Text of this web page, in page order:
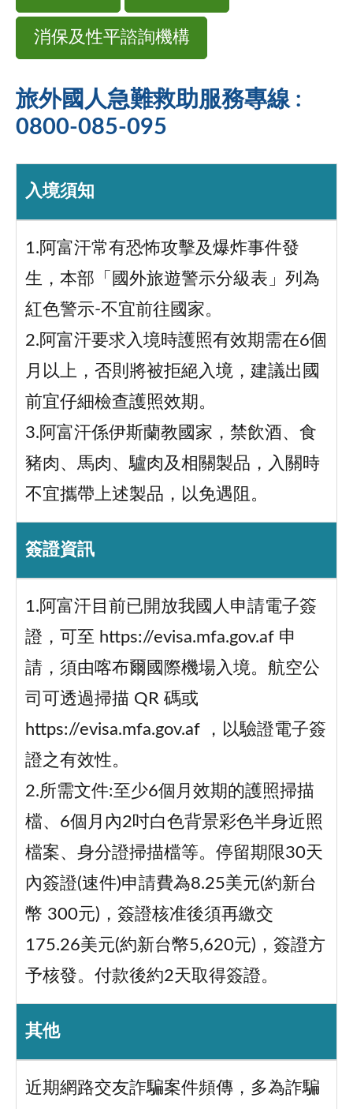
消保及性平諮詢機構
旅外國人急難救助服務專線 :
0800-085-095
入境須知
1.阿富汗常有恐怖攻擊及爆炸事件發
生，本部「國外旅遊警示分級表」列為
紅色警示-不宜前往國家。
2.阿富汗要求入境時護照有效期需在6個
月以上，否則將被拒絕入境，建議出國
前宜仔細檢查護照效期。
3.阿富汗係伊斯蘭教國家，禁飲酒、食
豬肉、馬肉、驢肉及相關製品，入關時
不宜攜帶上述製品，以免遇阻。
簽證資訊
1.阿富汗目前已開放我國人申請電子簽
證，可至 https://evisa.mfa.gov.af 申
請，須由喀布爾國際機場入境。航空公
司可透過掃描 QR 碼或
https://evisa.mfa.gov.af ，以驗證電子簽
證之有效性。
2.所需文件:至少6個月效期的護照掃描
檔、6個月內2吋白色背景彩色半身近照
檔案、身分證掃描檔等。停留期限30天
內簽證(速件)申請費為8.25美元(約新台
幣 300元)，簽證核准後須再繳交
175.26美元(約新台幣5,620元)，簽證方
予核發。付款後約2天取得簽證。
其他
近期網路交友詐騙案件頻傳，多為詐騙